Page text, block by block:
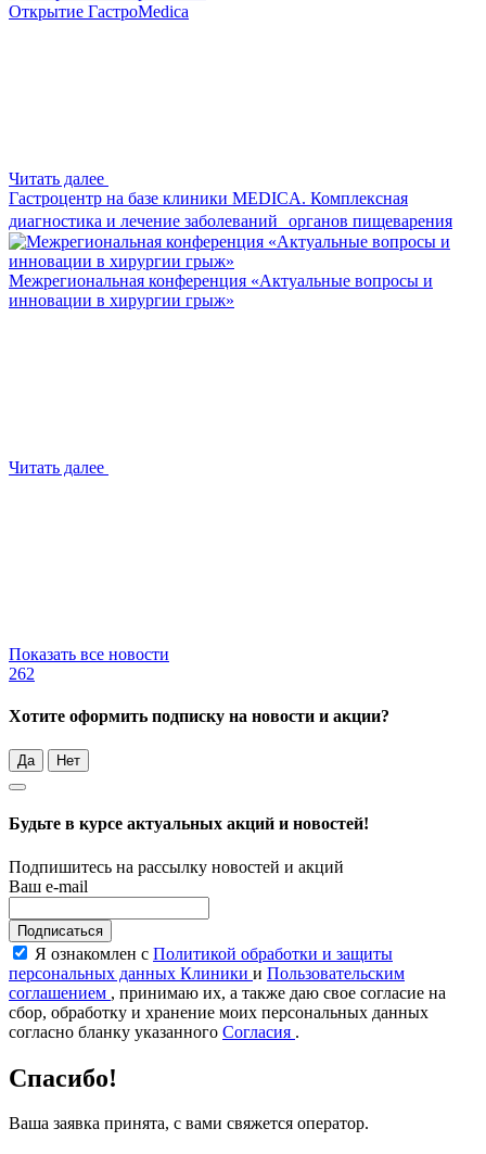
Открытие ГастроMedica
Читать далее
Гастроцентр на базе клиники MEDICA. Комплексная
диагностика и лечение заболеваний органов пищеварения
Межрегиональная конференция «Актуальные вопросы и
инновации в хирургии грыж»
Читать далее
Показать все новости
262
Хотите оформить подписку на новости и акции?
Да Нет
Будьте в курсе актуальных акций и новостей!
Подпишитесь на рассылку новостей и акций
Ваш e-mail
Подписаться
Я ознакомлен с Политикой обработки и защиты
персональных данных Клиники и Пользовательским
соглашением , принимаю их, а также даю свое согласие на
сбор, обработку и хранение моих персональных данных
согласно бланку указанного Согласия .
Спасибо!
Ваша заявка принята, с вами свяжется оператор.